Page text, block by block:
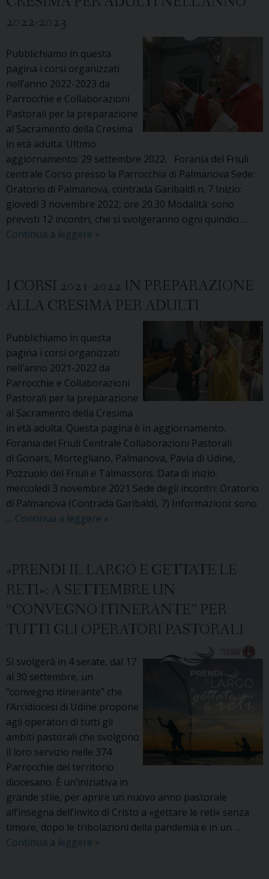
un
laboratorio
pastorale
sulla
catechesi
degli
adulti
2022-2023
Pubblichiamo in questa
pagina i corsi organizzati
nell’anno 2022-2023 da
Parrocchie e Collaborazioni
Pastorali per la preparazione
al Sacramento della Cresima
in età adulta. Ultimo
aggiornamento: 29 settembre 2022. Forania del Friuli
centrale Corso presso la Parrocchia di Palmanova Sede:
Oratorio di Palmanova, contrada Garibaldi n. 7 Inizio:
giovedì 3 novembre 2022, ore 20.30 Modalità: sono
previsti 12 incontri, che si svolgeranno ogni quindici …
Continua a leggere I
preparazione
alla
Cresima
adulti
nell’anno
2022-
2023
»
I CORSI 2021-2022 IN PREPARAZIONE
ALLA CRESIMA PER ADULTI
Pubblichiamo in questa
pagina i corsi organizzati
nell’anno 2021-2022 da
Parrocchie e Collaborazioni
Pastorali per la preparazione
al Sacramento della Cresima
in età adulta. Questa pagina è in aggiornamento.
Forania del Friuli Centrale Collaborazioni Pastorali
di Gonars, Mortegliano, Palmanova, Pavia di Udine,
Pozzuolo del Friuli e Talmassons. Data di inizio:
mercoledì 3 novembre 2021 Sede degli incontri: Oratorio
di Palmanova (Contrada Garibaldi, 7) Informazioni: sono
… Continua a leggere I
2022
in
preparazione
alla
Cresima
per
»
«PRENDI IL LARGO E GETTATE LE
RETI»: A SETTEMBRE UN
“CONVEGNO ITINERANTE” PER
TUTTI GLI OPERATORI PASTORALI
Si svolgerà in 4 serate, dal 17
al 30 settembre, un
“convegno itinerante” che
l’Arcidiocesi di Udine propone
agli operatori di tutti gli
ambiti pastorali che svolgono
il loro servizio nelle 374
Parrocchie del territorio
diocesano. È un’iniziativa in
grande stile, per aprire un nuovo anno pastorale
all’insegna dell’invito di Cristo a «gettare le reti» senza
timore, dopo le tribolazioni della pandemia e in un …
Continua a leggere «Prendi
»